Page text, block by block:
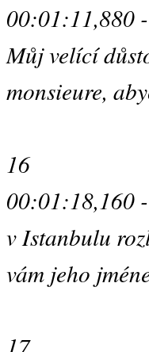
00:01:11,880
Můj velící
monsieure,
16
00:01:18,160
v Istanbulu
vám jeho